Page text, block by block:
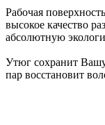
Рабочая
высокое качество
абсолютную
Утюг сохранит
пар восстановит